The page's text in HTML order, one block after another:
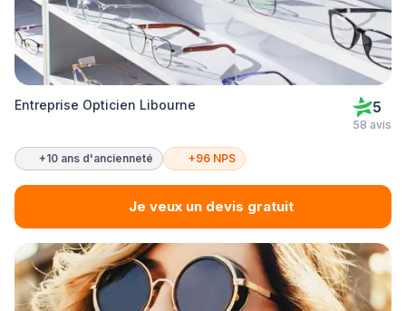
Entreprise Opticien Libourne 5
58 avis
+10 ans d'ancienneté +96 NPS
Je veux un devis gratuit